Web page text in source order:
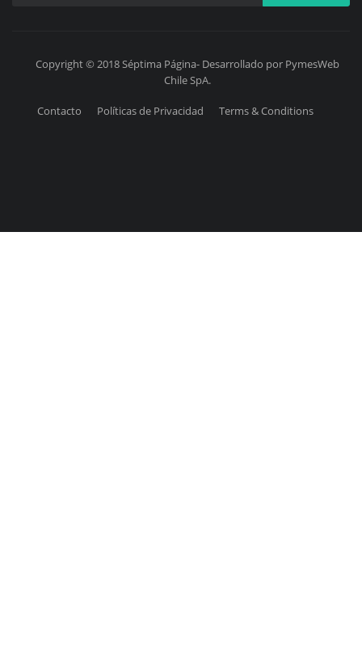
Copyright © 2018 Séptima Página- Desarrollado por PymesWeb
Chile SpA.
Contacto Políticas de Privacidad Terms & Conditions